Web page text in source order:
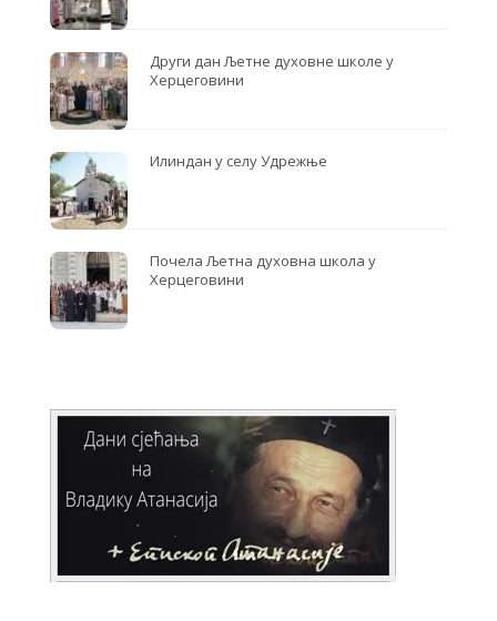
Други дан Љетне духовне школе у
Херцеговини
Илиндан у селу Удрежње
Почела Љетна духовна школа у
Херцеговини